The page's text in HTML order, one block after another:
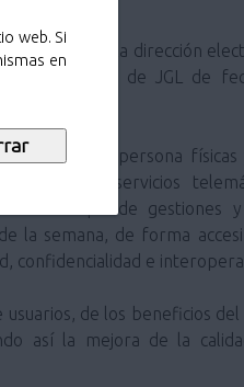
web. Si
en
(por Acuerdo de JGL de
cual, las persona físicas
diferentes servicios
todo tipo de gestiones
la semana, de forma
confidencialidad e
así la mejora de la